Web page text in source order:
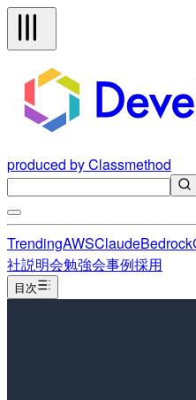
produced by Classmethod
TrendingAWSClaudeBedrock
社説明会勉強会事例採用
目次